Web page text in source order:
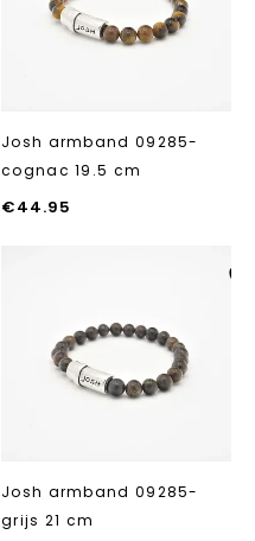
Josh armband 09285-
cognac 19.5 cm
€44.95
Josh armband 09285-
grijs 21 cm